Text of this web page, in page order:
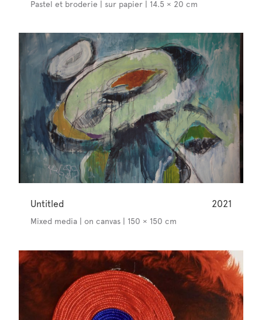
Pastel et broderie | sur papier | 14.5 × 20 cm
Untitled 2021
Mixed media | on canvas | 150 × 150 cm